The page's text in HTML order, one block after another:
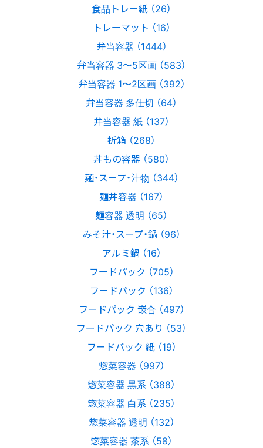
食品トレー紙 （26）
トレーマット （16）
弁当容器 （1444）
弁当容器 3〜5区画 （583）
弁当容器 1〜2区画 （392）
弁当容器 多仕切 （64）
弁当容器 紙 （137）
折箱 （268）
丼もの容器 （580）
麺・スープ・汁物 （344）
麺丼容器 （167）
麺容器 透明 （65）
みそ汁・スープ・鍋 （96）
アルミ鍋 （16）
フードパック （705）
フードパック （136）
フードパック 嵌合 （497）
フードパック 穴あり （53）
フードパック 紙 （19）
惣菜容器 （997）
惣菜容器 黒系 （388）
惣菜容器 白系 （235）
惣菜容器 透明 （132）
惣菜容器 茶系 （58）